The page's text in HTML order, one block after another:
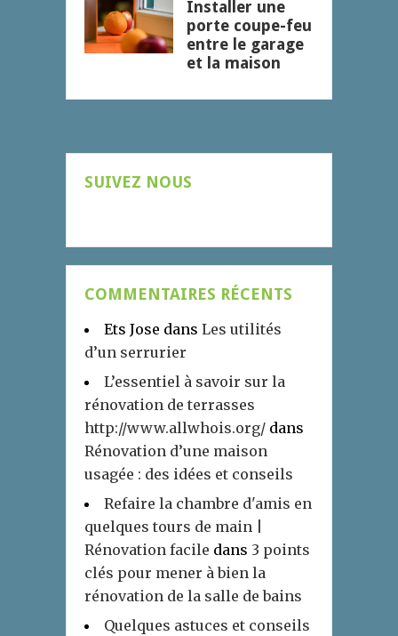
Installer une
porte coupe-feu
entre le garage
et la maison
SUIVEZ NOUS
COMMENTAIRES RÉCENTS
Ets Jose dans Les utilités
d’un serrurier
L’essentiel à savoir sur la
rénovation de terrasses
http://www.allwhois.org/ dans
Rénovation d’une maison
usagée : des idées et conseils
Refaire la chambre d'amis en
quelques tours de main |
Rénovation facile dans 3 points
clés pour mener à bien la
rénovation de la salle de bains
Quelques astuces et conseils